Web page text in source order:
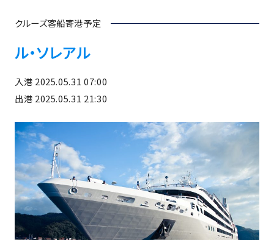
クルーズ客船寄港予定
ル・ソレアル
入港 2025.05.31 07:00
出港 2025.05.31 21:30